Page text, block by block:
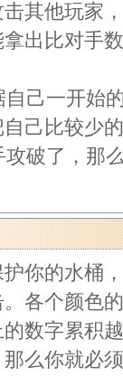
其他玩家
出比对手
己一开始
己比较少
破了，那
你的水桶
各个颜色
数字累积
么你就必